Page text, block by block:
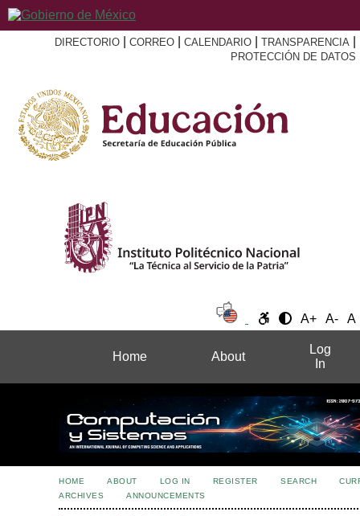
DIRECTORIO CORREO CALENDARIO TRANSPARENCIA
PROTECCIÓN DE DATOS
A+ A- A
Home About
Log
In
HOME ABOUT LOG IN REGISTER SEARCH
ARCHIVES
ANNOUNCEMENTS